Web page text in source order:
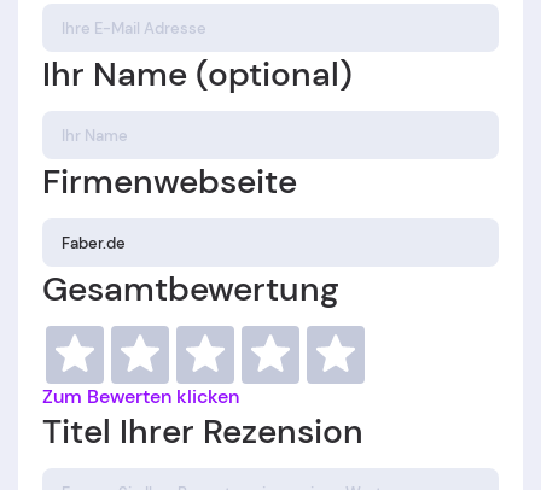
Ihr Name (optional)
Firmenwebseite
Gesamtbewertung
Zum Bewerten klicken
Titel Ihrer Rezension